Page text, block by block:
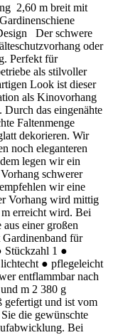
2,60 m breit mit
Der schwere
oder
Perfekt für
als stilvoller
Look ist dieser
als Kinovorhang
das eingenähte
Faltenmenge
dekorieren. Wir
noch eleganteren
legen wir ein
schwerer
wir eine
Vorhang wird mittig
erreicht wird. Bei
einer großen
für
Stückzahl 1 ●
● pflegeleicht
entflammbar nach
m 2 380 g
und ist vom
die gewünschte
Bei